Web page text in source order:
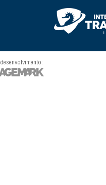
desenvolvimento: